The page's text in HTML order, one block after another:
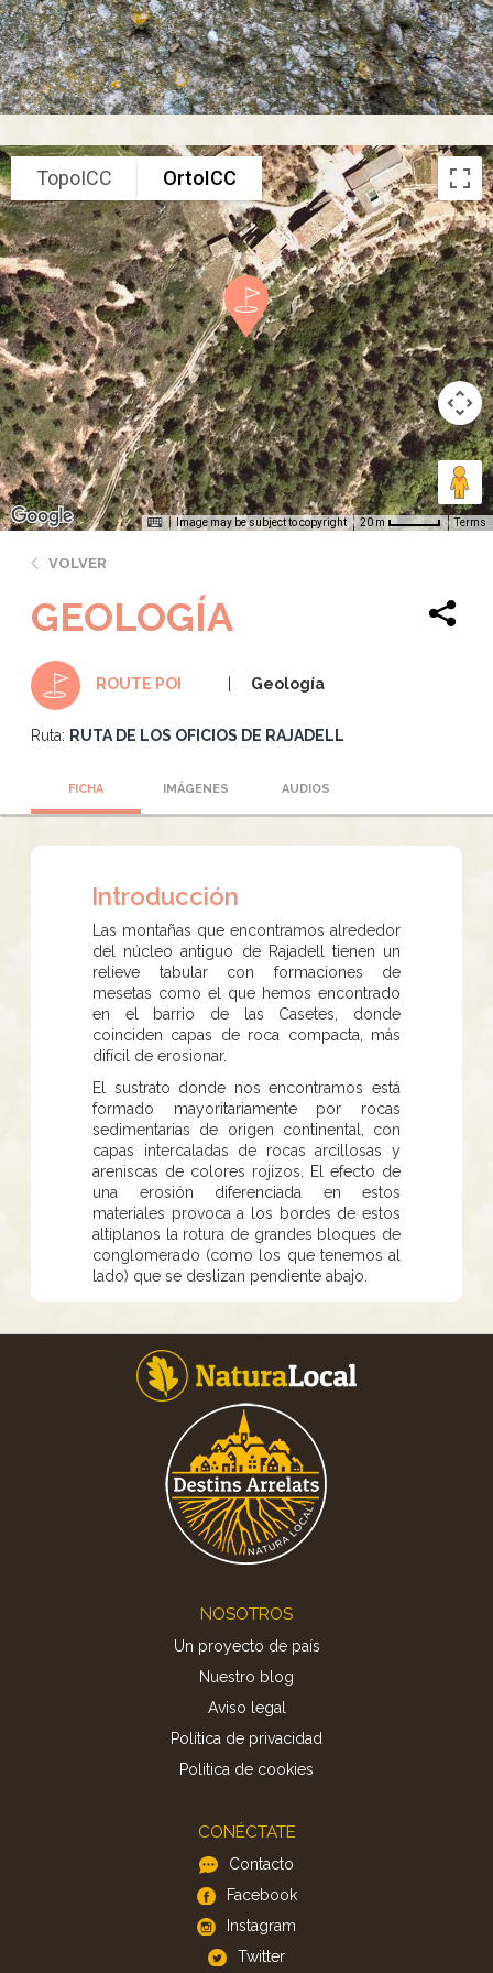
TopoICC OrtoICC
Image may be subject to copyright 20 m Terms
VOLVER
GEOLOGÍA
ROUTE POI Geología
Ruta: RUTA DE LOS OFICIOS DE RAJADELL
FICHA IMÁGENES AUDIOS
Introducción
Las montañas que encontramos alrededor
del núcleo antiguo de Rajadell tienen un
relieve tabular con formaciones de
mesetas como el que hemos encontrado
en el barrio de las Casetes, donde
coinciden capas de roca compacta, más
difícil de erosionar.
El sustrato donde nos encontramos está
formado mayoritariamente por rocas
sedimentarias de origen continental, con
capas intercaladas de rocas arcillosas y
areniscas de colores rojizos. El efecto de
una erosión diferenciada en estos
materiales provoca a los bordes de estos
altiplanos la rotura de grandes bloques de
conglomerado (como los que tenemos al
lado) que se deslizan pendiente abajo.
NOSOTROS
Un proyecto de país
Nuestro blog
Aviso legal
Política de privacidad
Politica de cookies
CONÉCTATE
Contacto
Facebook
Instagram
Twitter